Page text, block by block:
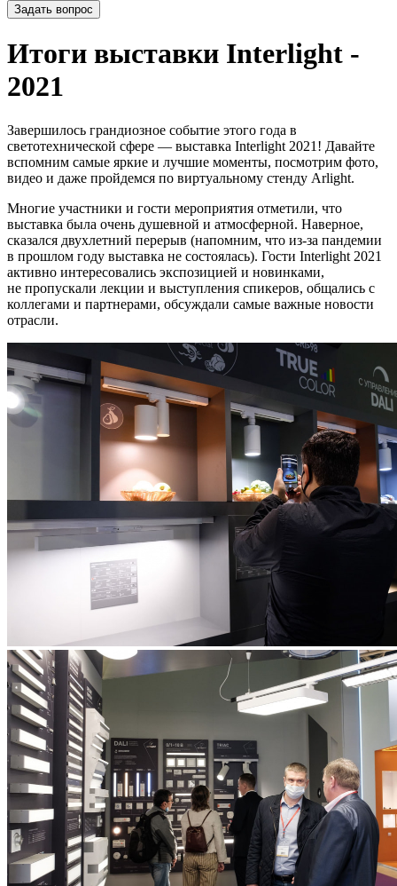
Задать вопрос
Итоги выставки Interlight -
2021
Завершилось грандиозное событие этого года в
светотехнической сфере — выставка Interlight 2021! Давайте
вспомним самые яркие и лучшие моменты, посмотрим фото,
видео и даже пройдемся по виртуальному стенду Arlight.
Многие участники и гости мероприятия отметили, что
выставка была очень душевной и атмосферной. Наверное,
сказался двухлетний перерыв (напомним, что из-за пандемии
в прошлом году выставка не состоялась). Гости Interlight 2021
активно интересовались экспозицией и новинками,
не пропускали лекции и выступления спикеров, общались с
коллегами и партнерами, обсуждали самые важные новости
отрасли.